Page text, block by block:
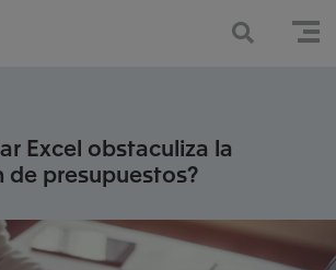
Excel obstaculiza la
de presupuestos?